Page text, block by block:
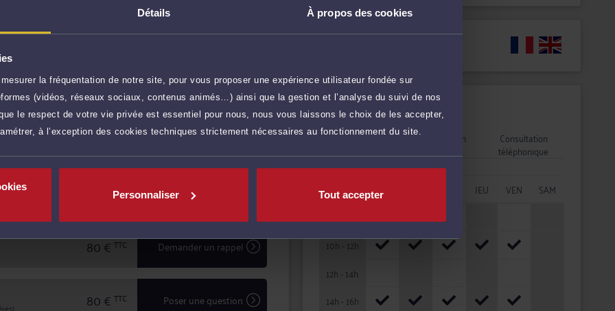
Détails À propos des cookies
la fréquentation de notre site, pour vous proposer une expérience utilisateur fondée sur
(vidéos, réseaux sociaux, contenus animés…) ainsi que la gestion et l’analyse du suivi de nos
le respect de votre vie privée est essentiel pour nous, nous vous laissons le choix de les accepter,
à l’exception des cookies techniques strictement nécessaires au fonctionnement du site.
Personnaliser Tout accepter
et la réactivité indispensables à leur information et à
plus
150 € TTC Prendre RDV
100 €TTC Prendre RDV
80 €TTC Demander un rappel
80 € TTC Poser une question
Disponibilités
Rendez-vous Consultation Consultation
téléphonique
HORAIRES LUN JEU VEN
SAM
08h - 10h
10h - 12h
12h - 14h
14h - 16h